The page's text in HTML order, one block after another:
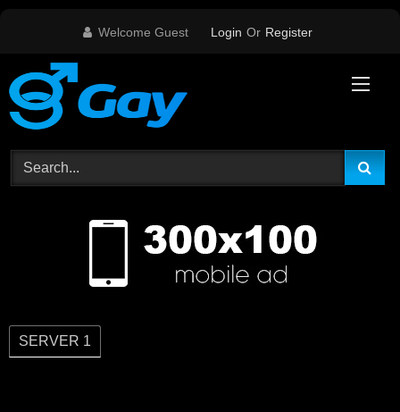
Welcome Guest Login Or Register
SERVER 1